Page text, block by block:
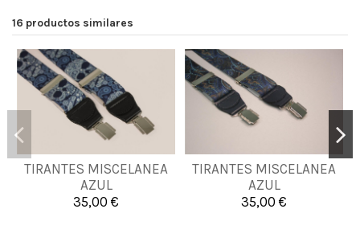
16 productos similares
TIRANTES MISCELANEA
AZUL
35,00 €
UNICA
Añadir al carrito
TIRANTES MISCELANEA
AZUL
35,00 €
UNICA
Añadir al carrito